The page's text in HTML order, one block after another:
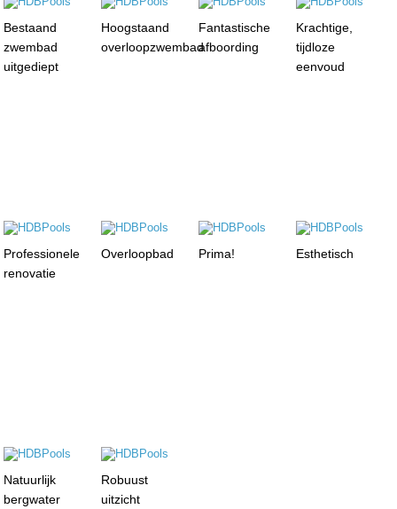
Bestaand
zwembad
uitgediept
Hoogstaand
overloopzwembad
Fantastische
afboording
Krachtige,
tijdloze
eenvoud
Professionele
renovatie
Overloopbad Prima! Esthetisch
Natuurlijk
bergwater
Robuust
uitzicht